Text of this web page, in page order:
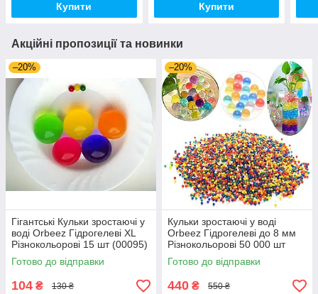
Купити Купити
Акційні пропозиції та новинки
–20%
Гігантські Кульки зростаючі у
воді Orbeez Гідрогелеві XL
Різнокольорові 15 шт (00095)
Готово до відправки
104 ₴ 130 ₴
–20%
Кульки зростаючі у воді
Orbeez Гідрогелеві до 8 мм
Різнокольорові 50 000 шт
(00914)
Готово до відправки
440 ₴ 550 ₴